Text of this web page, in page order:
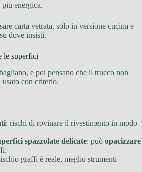
più energica.
carta vetrata, solo in versione cucina e
dove insisti.
le superfici
e poi pensano che il trucco non
con criterio.
: rischi di rovinare il rivestimento in modo
spazzolate delicate: può opacizzare
graffi è reale, meglio strumenti